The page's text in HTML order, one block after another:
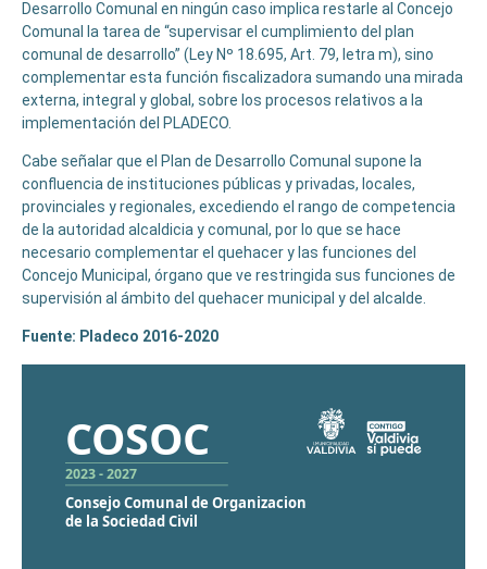
Desarrollo Comunal en ningún caso implica restarle al Concejo
Comunal la tarea de “supervisar el cumplimiento del plan
comunal de desarrollo” (Ley Nº 18.695, Art. 79, letra m), sino
complementar esta función fiscalizadora sumando una mirada
externa, integral y global, sobre los procesos relativos a la
implementación del PLADECO.
Cabe señalar que el Plan de Desarrollo Comunal supone la
confluencia de instituciones públicas y privadas, locales,
provinciales y regionales, excediendo el rango de competencia
de la autoridad alcaldicia y comunal, por lo que se hace
necesario complementar el quehacer y las funciones del
Concejo Municipal, órgano que ve restringida sus funciones de
supervisión al ámbito del quehacer municipal y del alcalde.
Fuente: Pladeco 2016-2020